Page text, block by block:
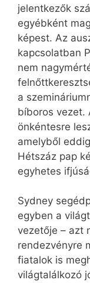
jelentkezők
egyébként
képest. Az
kapcsolatban
nem
a
bíboros vezet.
önkéntesre
amelyből
Hétszáz pap
egyhetes
Sydney
egyben a
vezetője – azt
rendezvényre
fiatalok is
világtalálkozó